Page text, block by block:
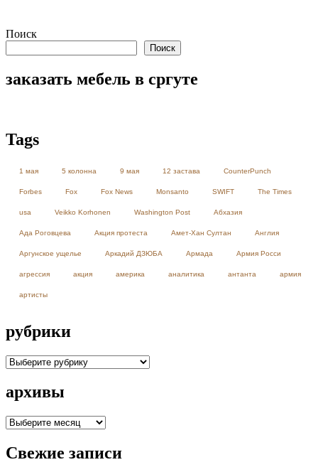
Поиск
Поиск
заказать мебель в сргуте
Tags
1 мая 5 колонна 9 мая 12 застава CounterPunch
Forbes Fox Fox News Monsanto SWIFT The Times
usa Veikko Korhonen Washington Post Абхазия
Ада Роговцева Акция протеста Амет-Хан Султан Англия
Аргунское ущелье Аркадий ДЗЮБА Армада Армия Росси
агрессия акция америка аналитика антанта армия
артисты
рубрики
рубрики
архивы
архивы
Свежие записи